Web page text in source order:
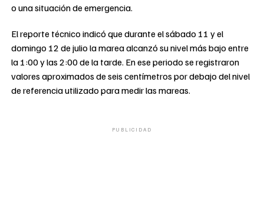
o una situación de emergencia.
El reporte técnico indicó que durante el sábado 11 y el
domingo 12 de julio la marea alcanzó su nivel más bajo entre
la 1:00 y las 2:00 de la tarde. En ese periodo se registraron
valores aproximados de seis centímetros por debajo del nivel
de referencia utilizado para medir las mareas.
PUBLICIDAD